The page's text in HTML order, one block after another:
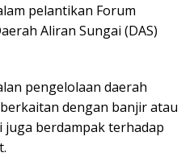
pelantikan Forum
Aliran Sungai (DAS)
pengelolaan daerah
dengan banjir atau
berdampak terhadap